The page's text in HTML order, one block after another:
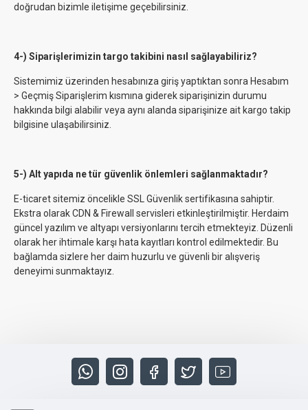
doğrudan bizimle iletişime geçebilirsiniz.
4-) Siparişlerimizin targo takibini nasıl sağlayabiliriz?
Sistemimiz üzerinden hesabınıza giriş yaptıktan sonra Hesabım
> Geçmiş Siparişlerim kısmına giderek siparişinizin durumu
hakkında bilgi alabilir veya aynı alanda siparişinize ait kargo takip
bilgisine ulaşabilirsiniz.
5-) Alt yapıda ne tür güvenlik önlemleri sağlanmaktadır?
E-ticaret sitemiz öncelikle SSL Güvenlik sertifikasına sahiptir.
Ekstra olarak CDN & Firewall servisleri etkinleştirilmiştir. Herdaim
güncel yazılım ve altyapı versiyonlarını tercih etmekteyiz. Düzenli
olarak her ihtimale karşı hata kayıtları kontrol edilmektedir. Bu
bağlamda sizlere her daim huzurlu ve güvenli bir alışveriş
deneyimi sunmaktayız.